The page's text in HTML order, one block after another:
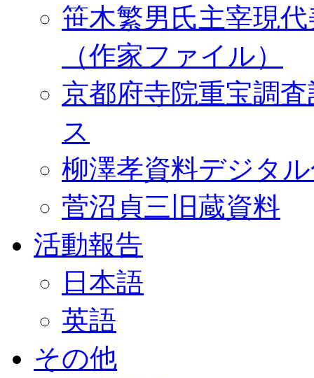
笹木繁男氏主宰現
（作家ファイル）
京都府寺院重宝調
ス
柳澤孝資料デジタ
菅沼貞三旧蔵資料
活動報告
日本語
英語
その他